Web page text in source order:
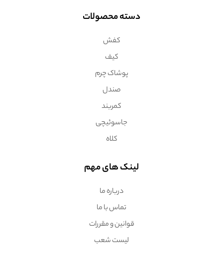
دسته محصولات
کفش
کیف
پوشاک چرم
صندل
کمربند
جاسوئیچی
کلاه
لینک های مهم
درباره ما
تماس با ما
قوانین و مقررات
لیست شعب